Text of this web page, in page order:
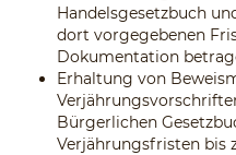
Handelsgesetzbuch
dort vorgegebenen
Dokumentation
Erhaltung von
Bürgerlichen
Verjährungsfristen bis